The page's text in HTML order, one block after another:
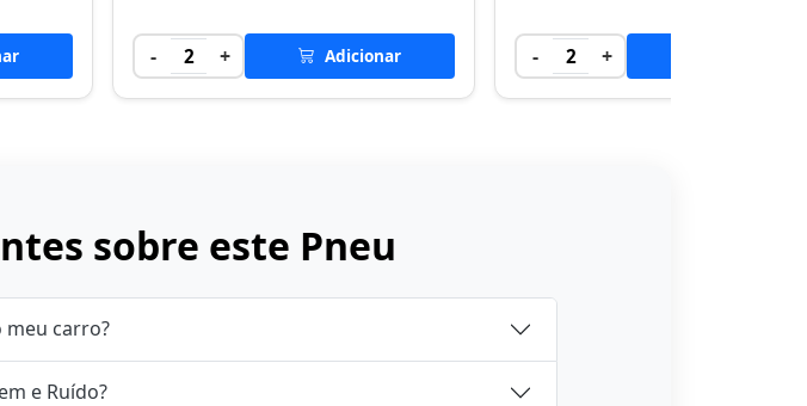
- 2 + Adicionar - 2 +
sobre este Pneu
meu carro?
e Ruído?